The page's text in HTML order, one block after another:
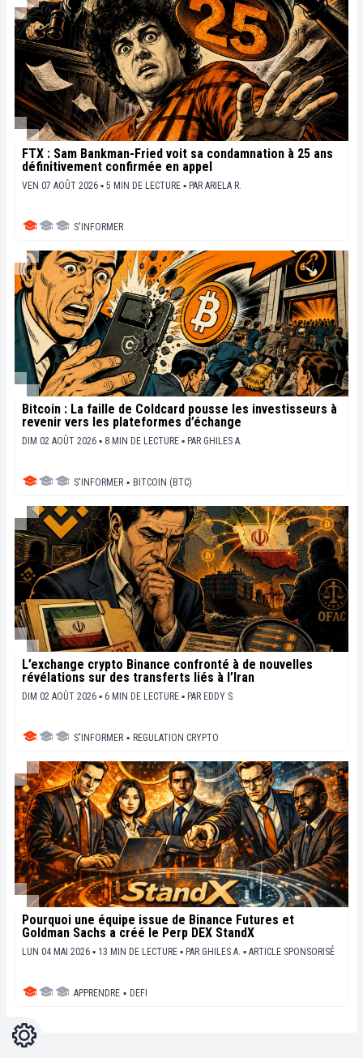
FTX : Sam Bankman-Fried voit sa condamnation à 25 ans
définitivement confirmée en appel
VEN 07 AOÛT 2026 ▪ 5 MIN DE LECTURE ▪ PAR ARIELA R.
S'INFORMER
Bitcoin : La faille de Coldcard pousse les investisseurs à
revenir vers les plateformes d’échange
DIM 02 AOÛT 2026 ▪ 8 MIN DE LECTURE ▪ PAR GHILES A.
S'INFORMER ▪ BITCOIN (BTC)
L’exchange crypto Binance confronté à de nouvelles
révélations sur des transferts liés à l’Iran
DIM 02 AOÛT 2026 ▪ 6 MIN DE LECTURE ▪ PAR EDDY S.
S'INFORMER ▪ REGULATION CRYPTO
Pourquoi une équipe issue de Binance Futures et
Goldman Sachs a créé le Perp DEX StandX
LUN 04 MAI 2026 ▪ 13 MIN DE LECTURE ▪ PAR GHILES A. ▪ ARTICLE SPONSORISÉ
APPRENDRE ▪ DEFI
Réglages